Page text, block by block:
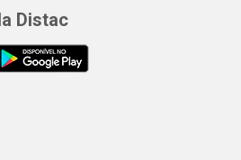
Distac